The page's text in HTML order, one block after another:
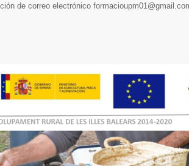
de correo electrónico